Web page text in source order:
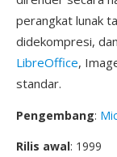
perangkat lunak
didekompresi,
LibreOffice,
standar.
Pengembang:
Rilis awal: 1999